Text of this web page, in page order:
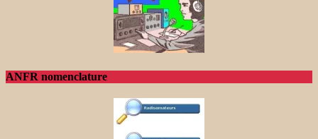
ANFR nomenclature